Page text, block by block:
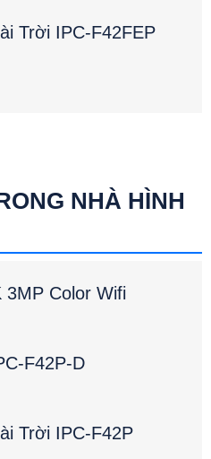
Trời IPC-F42FEP
NHÀ HÌNH
3MP Color Wifi
F42P-D
Trời IPC-F42P